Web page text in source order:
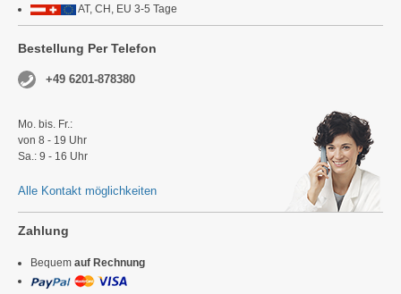
AT, CH, EU 3-5 Tage
Bestellung Per Telefon
+49 6201-878380
Mo. bis. Fr.:
von 8 - 19 Uhr
Sa.: 9 - 16 Uhr
Alle Kontakt möglichkeiten
Zahlung
Bequem auf Rechnung